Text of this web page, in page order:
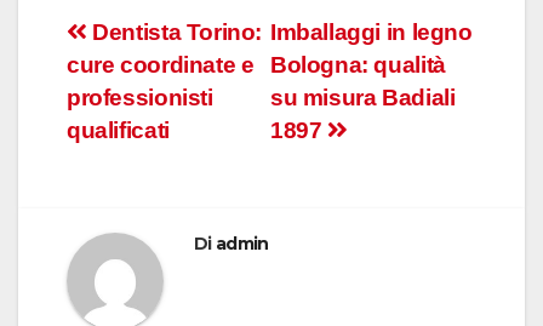
Navigazione
articoli
Imballaggi in legno
Bologna: qualità
su misura Badiali
1897
Dentista Torino:
cure coordinate e
professionisti
qualificati
Di admin